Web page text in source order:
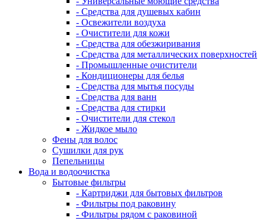
- Средства для душевых кабин
- Освежители воздуха
- Очистители для кожи
- Средства для обезжиривания
- Средства для металлических поверхностей
- Промышленные очистители
- Кондиционеры для белья
- Средства для мытья посуды
- Средства для ванн
- Средства для стирки
- Очистители для стекол
- Жидкое мыло
Фены для волос
Сушилки для рук
Пепельницы
Вода и водоочистка
Бытовые фильтры
- Картриджи для бытовых фильтров
- Фильтры под раковину
- Фильтры рядом с раковиной